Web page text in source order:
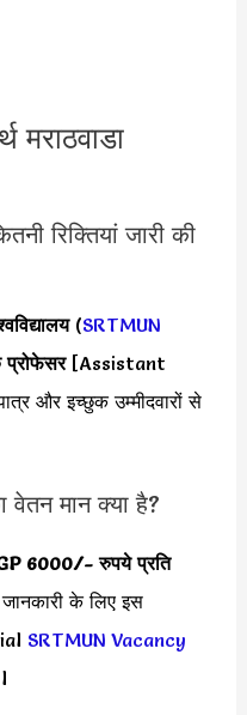
मराठवाडा
रिक्तियां जारी की
(SRTMUN
[Assistant
और इच्छुक उम्मीदवारों से
मान क्या है?
6000/- रुपये प्रति
के लिए इस
SRTMUN Vacancy